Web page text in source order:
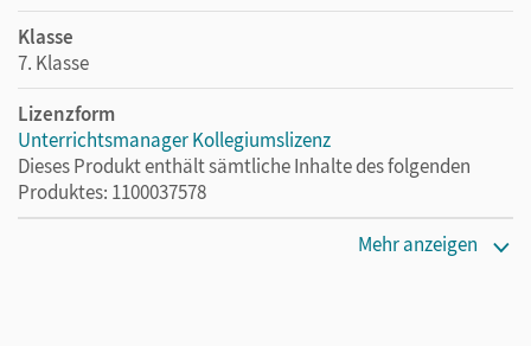
Klasse
7. Klasse
Lizenzform
Unterrichtsmanager Kollegiumslizenz
Dieses Produkt enthält sämtliche Inhalte des folgenden
Produktes: 1100037578
Mehr anzeigen